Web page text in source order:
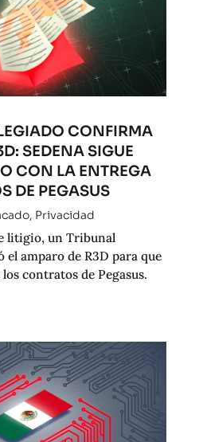
CONFIRMA
SEDENA SIGUE
CON LA ENTREGA
DE PEGASUS
, Privacidad
litigio, un Tribunal
amparo de R3D para que
contratos de Pegasus.